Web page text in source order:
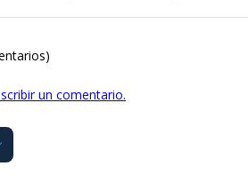
un comentario.